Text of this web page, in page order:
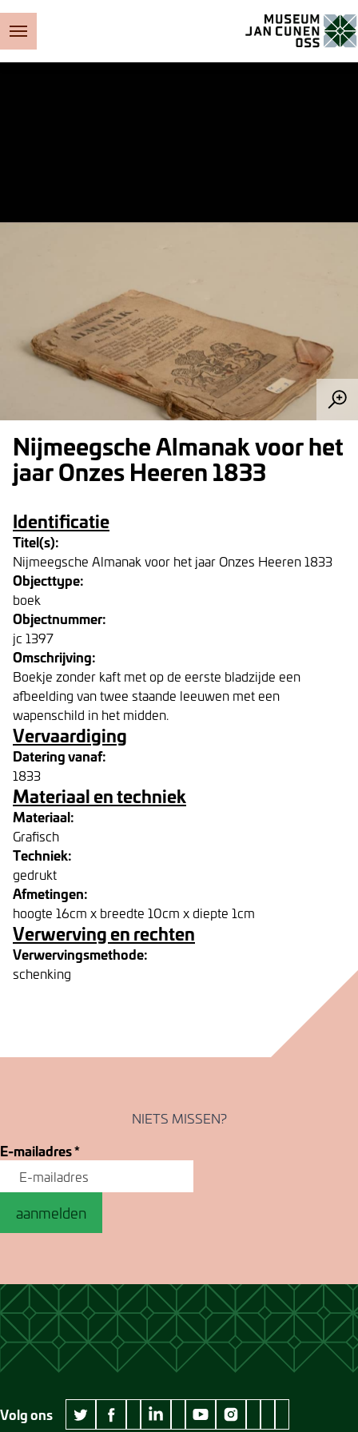
Nijmeegsche Almanak voor het
jaar Onzes Heeren 1833
Identificatie
Titel(s):
Nijmeegsche Almanak voor het jaar Onzes Heeren 1833
Objecttype:
boek
Objectnummer:
jc 1397
Omschrijving:
Boekje zonder kaft met op de eerste bladzijde een
afbeelding van twee staande leeuwen met een
wapenschild in het midden.
Vervaardiging
Datering vanaf:
1833
Materiaal en techniek
Materiaal:
Grafisch
Techniek:
gedrukt
Afmetingen:
hoogte 16cm x breedte 10cm x diepte 1cm
Verwerving en rechten
Verwervingsmethode:
schenking
NIETS MISSEN?
E-mailadres*
aanmelden
Volg ons
wikipedia Museum Jan Cunen
googleplus Museum Jan Cunen